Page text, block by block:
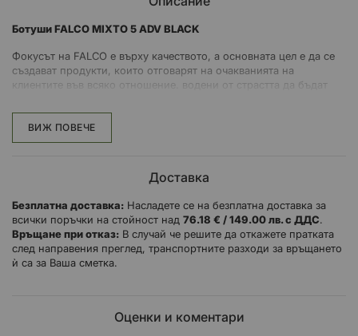
Ботуши FALCO MIXTO 5 ADV BLACK
Фокусът на FALCO е върху качеството, а основната цел е да се
създават продукти, които отговарят на очакванията на
клиентите във всяко отношение. водени от страстта да бъдат
Протектори D3O®, вградени в областта на глезена.
P.U. протектор на подбедрицата
Подсилена защита на пръстите и петата
Защита при смяна чрез удвояване на материала
Светлоотразителен материал
ВИЖ ПОВЕЧЕ
Доставка
Безплатна доставка: Насладете се на безплатна доставка за
всички поръчки на стойност над 76.18 € / 149.00 лв. с ДДС.
Връщане при отказ: В случай че решите да откажете пратката
след направения преглед, транспортните разходи за връщането
ѝ са за Ваша сметка.
Оценки и коментари